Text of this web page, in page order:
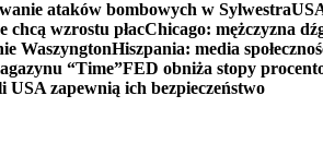
ataków bombowych w Sylwestra
chcą wzrostu płacChicago: mężczyzna
WaszyngtonHiszpania: media
“Time”FED obniża stopy
USA zapewnią ich bezpieczeństwo